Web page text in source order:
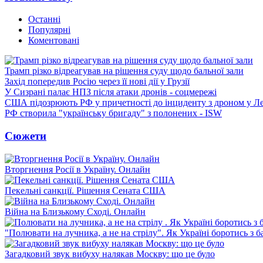
Останні
Популярні
Коментовані
Трамп різко відреагував на рішення суду щодо бальної зали
Захід попередив Росію через її нові дії у Грузії
У Сизрані палає НПЗ після атаки дронів - соцмережі
США підозрюють РФ у причетності до інциденту з дроном у
РФ створила "українську бригаду" з полонених - ISW
Сюжети
Вторгнення Росії в Україну. Онлайн
Пекельні санкції. Рішення Сената США
Війна на Близькому Сході. Онлайн
"Полювати на лучника, а не на стрілу". Як Україні боротись з
Загадковий звук вибуху налякав Москву: що це було